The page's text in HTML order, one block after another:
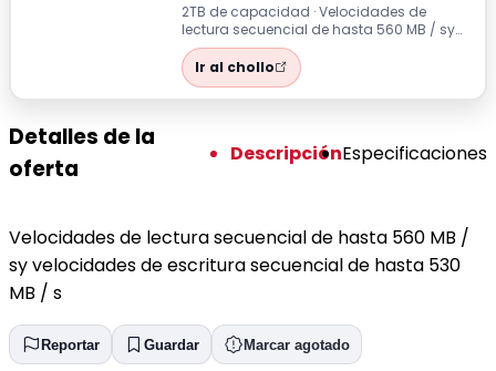
2TB de capacidad · Velocidades de
lectura secuencial de hasta 560 MB / sy
velocidades de escritura secuencial de
hast...
Ir al chollo
Detalles de la
oferta
DescripciónEspecificaciones
Velocidades de lectura secuencial de hasta 560 MB /
sy velocidades de escritura secuencial de hasta 530
MB / s
Reportar Guardar Marcar agotado